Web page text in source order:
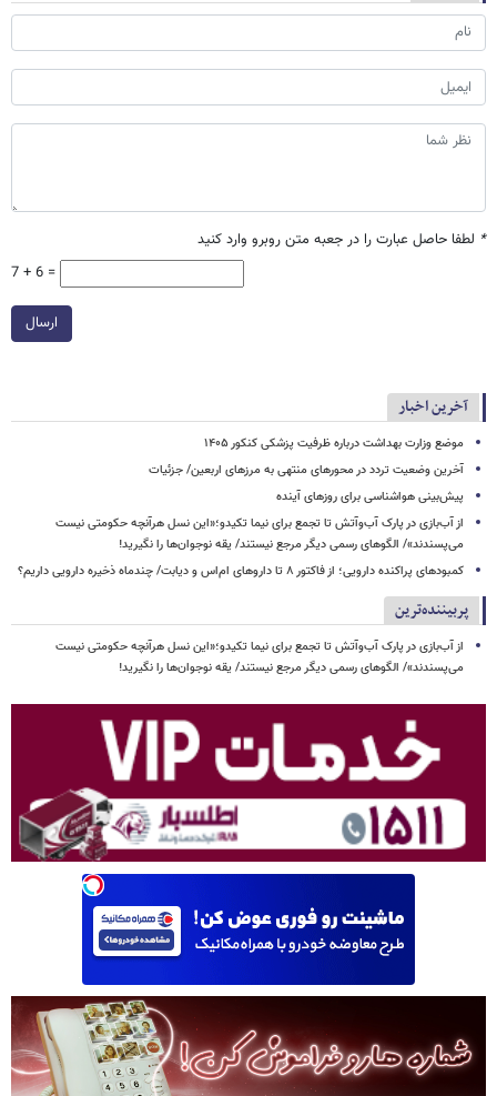
* لطفا حاصل عبارت را در جعبه متن روبرو وارد کنید
7 + 6 =
ارسال
آخرین اخبار
موضع وزارت بهداشت درباره ظرفیت پزشکی کنکور ۱۴۰۵
آخرین وضعیت تردد در محورهای منتهی به مرزهای اربعین/ جزئیات
پیش‌بینی هواشناسی برای روزهای آینده
از آب‌بازی در پارک آب‌وآتش تا تجمع برای نیما تکیدو؛«این نسل هرآنچه حکومتی نیست
می‌پسندند»/ الگوهای رسمی دیگر مرجع نیستند/ یقه نوجوان‌ها را نگیرید!
کمبودهای پراکنده دارویی؛ از فاکتور ۸ تا داروهای ام‌اس و دیابت/ چندماه ذخیره دارویی داریم؟
پربیننده‌ترین
از آب‌بازی در پارک آب‌وآتش تا تجمع برای نیما تکیدو؛«این نسل هرآنچه حکومتی نیست
می‌پسندند»/ الگوهای رسمی دیگر مرجع نیستند/ یقه نوجوان‌ها را نگیرید!